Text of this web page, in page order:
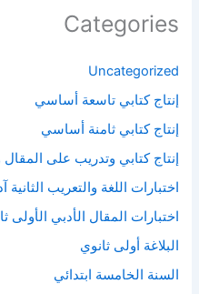
Categories
Uncategorized
إنتاج كتابي تاسعة أساسي
إنتاج كتابي ثامنة أساسي
إنتاج كتابي وتدريب على المقال
اختبارات اللغة والتعريب الثانية
اختبارات المقال الأدبي الأولى
البلاغة أولى ثانوي
السنة الخامسة ابتدائي